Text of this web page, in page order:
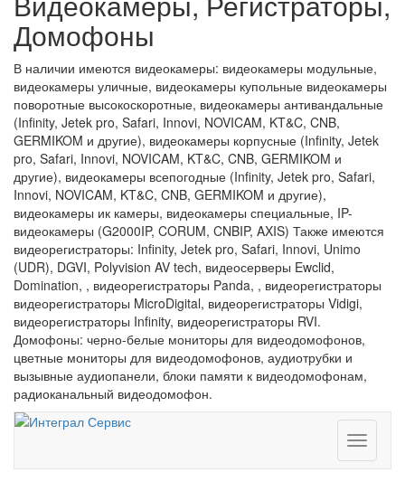
Домофоны
В наличии имеются видеокамеры: видеокамеры модульные,
видеокамеры уличные, видеокамеры купольные видеокамеры
поворотные высокоскоротные, видеокамеры антивандальные
(Infinity, Jetek pro, Safari, Innovi, NOVICAM, KT&C, CNB,
GERMIKOM и другие), видеокамеры корпусные (Infinity, Jetek
pro, Safari, Innovi, NOVICAM, KT&C, CNB, GERMIKOM и
другие), видеокамеры всепогодные (Infinity, Jetek pro, Safari,
Innovi, NOVICAM, KT&C, CNB, GERMIKOM и другие),
видеокамеры ик камеры, видеокамеры специальные, IP-
видеокамеры (G2000IP, CORUM, CNBIP, AXIS) Также имеются
видеорегистраторы: Infinity, Jetek pro, Safari, Innovi, Unimo
(UDR), DGVI, Polyvision AV tech, видеосерверы Ewclid,
Domination, , видеорегистраторы Panda, , видеорегистраторы
видеорегистраторы MicroDigital, видеорегистраторы Vidigi,
видеорегистраторы Infinity, видеорегистраторы RVI.
Домофоны: черно-белые мониторы для видеодомофонов,
цветные мониторы для видеодомофонов, аудиотрубки и
вызывные аудиопанели, блоки памяти к видеодомофонам,
радиоканальный видеодомофон.
Toggle